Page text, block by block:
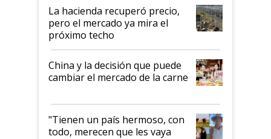
La hacienda recuperó precio,
pero el mercado ya mira el
próximo techo
China y la decisión que puede
cambiar el mercado de la carne
"Tienen un país hermoso, con
todo, merecen que les vaya